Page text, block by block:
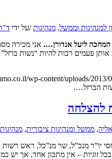
למנהיגות וממשל, מנהיגות /על ידי
המחכה ליעל אנדורן…. אני מכירה
אותן פעמים רבות להיות “נשות
wp-content/uploads/2013/
הברזל….
להצלחה
, ממשל ומנהיגות ציבורית,
יו”ר מנכ”ל, שר מנ”כל, ראש
זוגיות – אין מתכון אחד, אך יש